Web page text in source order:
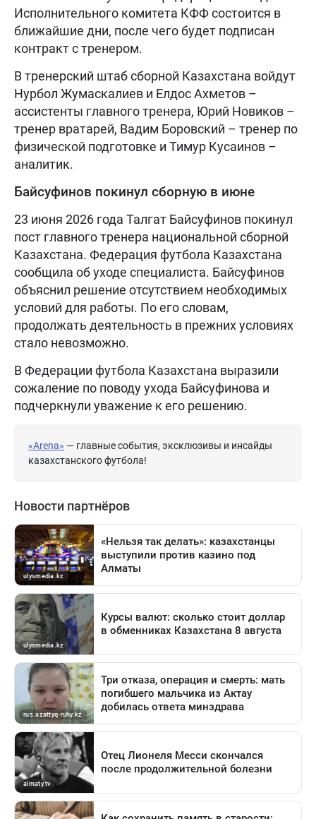
Исполнительного комитета КФФ состоится в
ближайшие дни, после чего будет подписан
контракт с тренером.
В тренерский штаб сборной Казахстана войдут
Нурбол Жумаскалиев и Елдос Ахметов –
ассистенты главного тренера, Юрий Новиков –
тренер вратарей, Вадим Боровский – тренер по
физической подготовке и Тимур Кусаинов –
аналитик.
Байсуфинов покинул сборную в июне
23 июня 2026 года Талгат Байсуфинов покинул
пост главного тренера национальной сборной
Казахстана. Федерация футбола Казахстана
сообщила об уходе специалиста. Байсуфинов
объяснил решение отсутствием необходимых
условий для работы. По его словам,
продолжать деятельность в прежних условиях
стало невозможно.
В Федерации футбола Казахстана выразили
сожаление по поводу ухода Байсуфинова и
подчеркнули уважение к его решению.
«Arena» — главные события, эксклюзивы и инсайды
казахстанского футбола!